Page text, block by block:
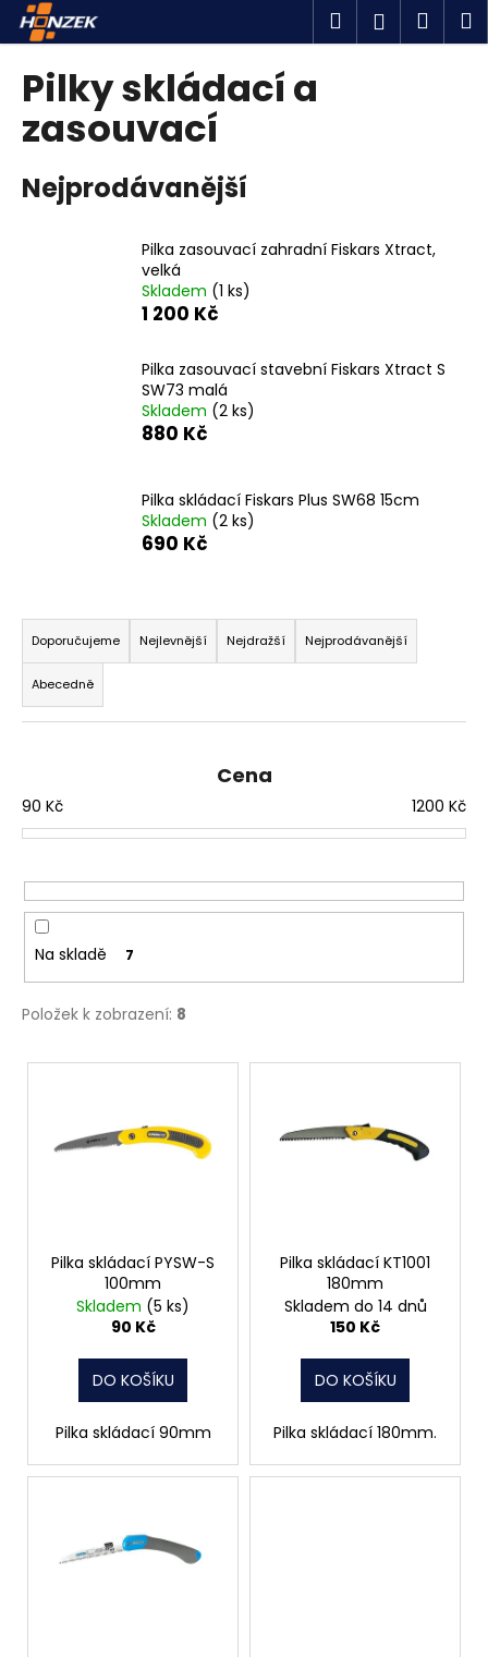
Přejít
obsah
Hledat
Pilky skládací a
zasouvací
Nejprodávanější
Pilka zasouvací zahradní Fiskars Xtract,
velká
Skladem (1 ks)
1 200 Kč
Pilka zasouvací stavební Fiskars Xtract S
SW73 malá
Skladem (2 ks)
880 Kč
Pilka skládací Fiskars Plus SW68 15cm
Skladem (2 ks)
690 Kč
Ř
a
z
e
n
r
o
u
k
ů
Doporučujeme Nejlevnější Nejdražší Nejprodávanější
Abecedně
Cena
90 Kč 1200 Kč
Na skladě 7
Položek k zobrazení: 8
V
Pilka skládací PYSW-S
100mm
Skladem (5 ks)
90 Kč
DO KOŠÍKU
Pilka skládací 90mm
Pilka skládací KT1001
180mm
Skladem do 14 dnů
150 Kč
DO KOŠÍKU
Pilka skládací 180mm.
o
C
o
p
o
?
D
p
o
u
č
u
j